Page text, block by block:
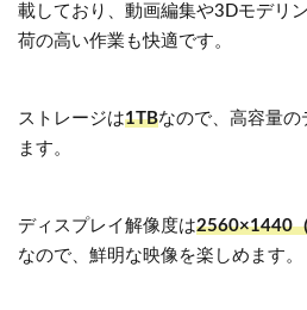
載しており、動画編集や3Dモデリ
荷の高い作業も快適です。
ストレージは1TBなので、高容量の
ます。
ディスプレイ解像度は2560×1440
なので、鮮明な映像を楽しめます。